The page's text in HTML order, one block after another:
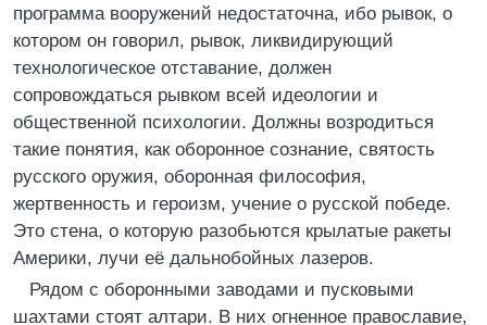
программа вооружений недостаточна, ибо рывок, о
котором он говорил, рывок, ликвидирующий
технологическое отставание, должен
сопровождаться рывком всей идеологии и
общественной психологии. Должны возродиться
такие понятия, как оборонное сознание, святость
русского оружия, оборонная философия,
жертвенность и героизм, учение о русской победе.
Это стена, о которую разобьются крылатые ракеты
Америки, лучи её дальнобойных лазеров.
Рядом с оборонными заводами и пусковыми
шахтами стоят алтари. В них огненное православие,